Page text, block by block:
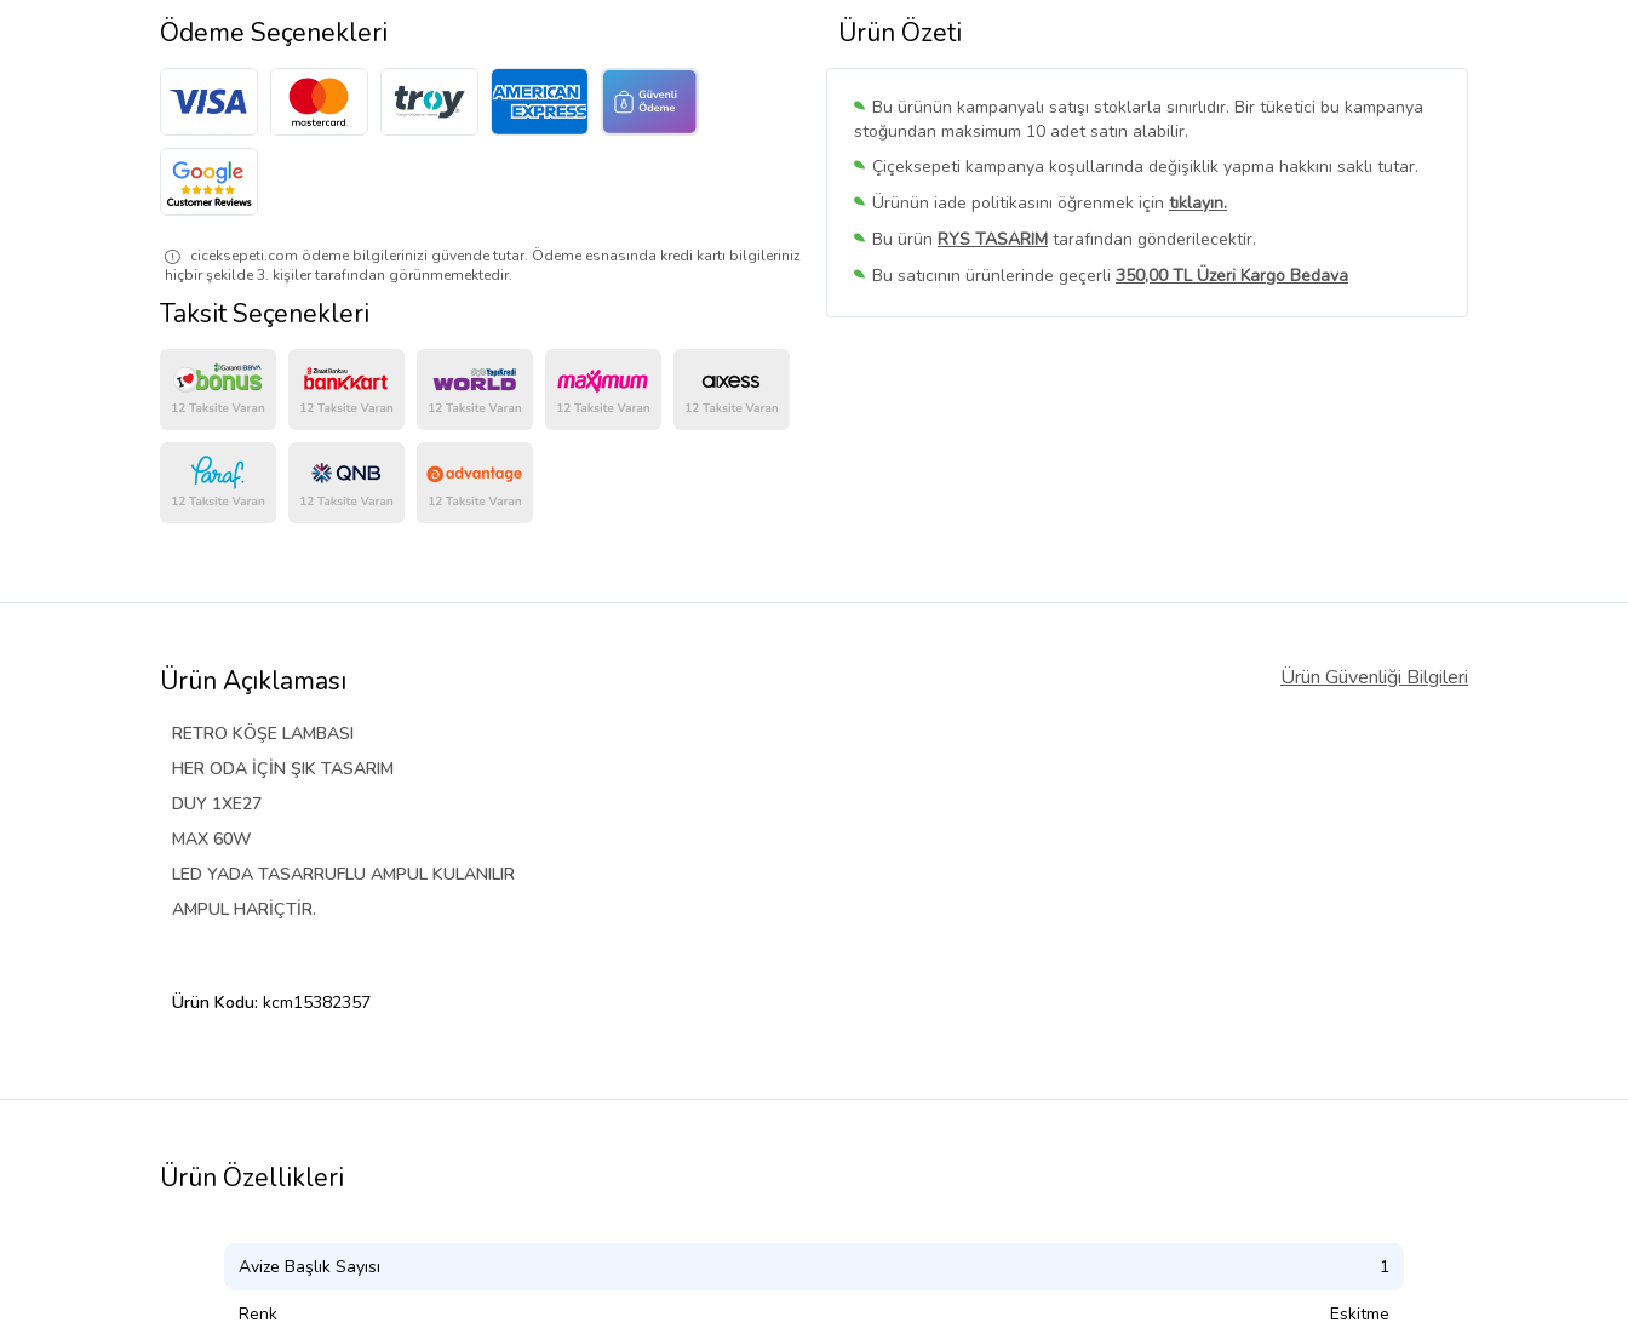
Ürün Özeti
Bu ürünün kampanyalı satışı stoklarla sınırlıdır. Bir tüketici bu kampanya
stoğundan maksimum 10 adet satın alabilir.
Çiçeksepeti kampanya koşullarında değişiklik yapma hakkını saklı tutar.
Ürünün iade politikasını öğrenmek için tıklayın.
Bu ürün RYS TASARIM tarafından gönderilecektir.
Bu satıcının ürünlerinde geçerli 350,00 TL Üzeri Kargo Bedava
Bu SatıcınınTüm Ürünlerini Görüntüle
Ödeme Seçenekleri
ciceksepeti.com ödeme bilgilerinizi güvende tutar. Ödeme esnasında kredi kartı bilgileriniz
hiçbir şekilde 3. kişiler tarafından görünmemektedir.
Taksit Seçenekleri
Ürün Açıklaması Ürün Güvenliği Bilgileri
RETRO KÖŞE LAMBASI
HER ODA İÇİN ŞIK TASARIM
DUY 1XE27
MAX 60W
LED YADA TASARRUFLU AMPUL KULANILIR
AMPUL HARİÇTİR.
Ürün Kodu: kcm15382357
Ürün Özellikleri
Avize Başlık Sayısı 1
Renk Eskitme